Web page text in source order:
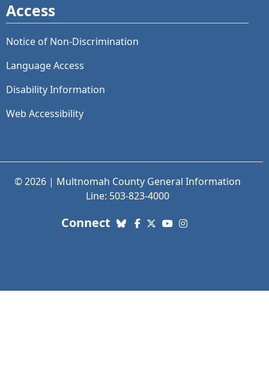
Access
Notice of Non-Discrimination
Language Access
Disability Information
Web Accessibility
© 2026 | Multnomah County General Information
Line: 503-823-4000
Connect with us. Social Media links:
Bluesky
Facebook
X (Twitter)
YouTube
Instagram